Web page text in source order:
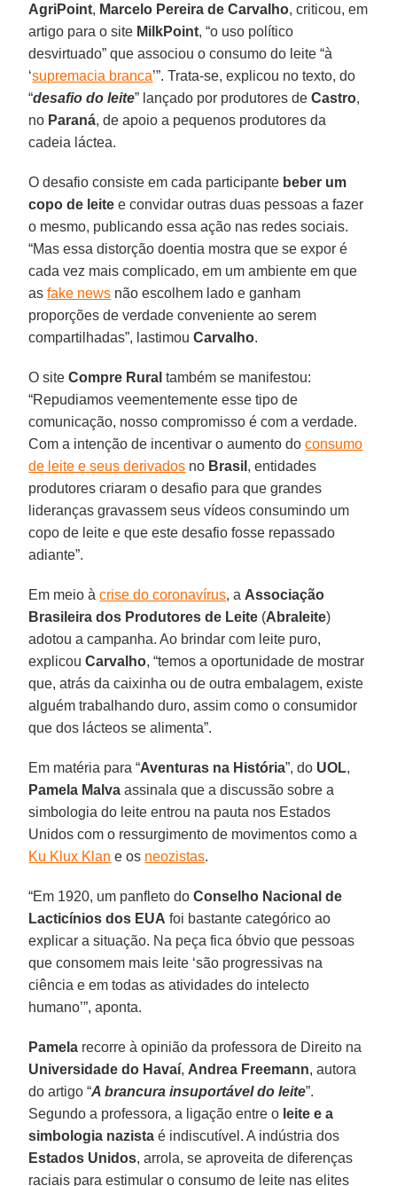
AgriPoint, Marcelo Pereira de Carvalho, criticou, em
artigo para o site MilkPoint, “o uso político
desvirtuado” que associou o consumo do leite “à
‘supremacia branca’”. Trata-se, explicou no texto, do
“desafio do leite” lançado por produtores deCastro,
no Paraná, de apoio a pequenos produtores da
cadeia láctea.
O desafio consiste em cada participante beber um
copo de leite e convidar outras duas pessoas a fazer
o mesmo, publicando essa ação nas redes sociais.
“Mas essa distorção doentia mostra que se expor é
cada vez mais complicado, em um ambiente em que
asfake news não escolhem lado e ganham
proporções de verdade conveniente ao serem
compartilhadas”, lastimouCarvalho.
O siteCompre Rural também se manifestou:
“Repudiamos veementemente esse tipo de
comunicação, nosso compromisso é com a verdade.
Com a intenção de incentivar o aumento doconsumo
de leite e seus derivados no Brasil , entidades
produtores criaram o desafio para que grandes
lideranças gravassem seus vídeos consumindo um
copo de leite e que este desafio fosse repassado
adiante”.
Em meio àcrise do coronavírus, a Associação
Brasileira dos Produtores de Leite (Abraleite)
adotou a campanha. Ao brindar com leite puro,
explicouCarvalho, “temos a oportunidade de mostrar
que, atrás da caixinha ou de outra embalagem, existe
alguém trabalhando duro, assim como o consumidor
que dos lácteos se alimenta”.
Em matéria para “Aventuras na História”, do UOL,
Pamela Malva assinala que a discussão sobre a
simbologia do leite entrou na pauta nos Estados
Unidos com o ressurgimento de movimentos como a
Ku Klux Klan e os neozistas.
“Em 1920, um panfleto doConselho Nacional de
Lacticínios dos EUA foi bastante categórico ao
explicar a situação. Na peça fica óbvio que pessoas
que consomem mais leite ‘são progressivas na
ciência e em todas as atividades do intelecto
humano’”, aponta.
Pamela recorre à opinião da professora de Direito na
Universidade do Havaí, Andrea Freemann, autora
do artigo “A brancura insuportável do leite”.
Segundo a professora, a ligação entre o leite e a
simbologia nazista é indiscutível. A indústria dos
Estados Unidos, arrola, se aproveita de diferenças
raciais para estimular o consumo de leite nas elites